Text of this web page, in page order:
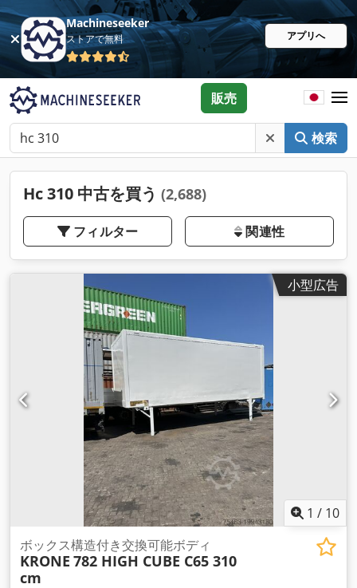
Machineseeker
ストアで無料 アプリへ
検索
販売
Hc 310 中古を買う (2,688)
フィルター 関連性
小型広告
1 / 10
ボックス構造付き交換可能ボディ
KRONE 782 HIGH CUBE C65 310
cm